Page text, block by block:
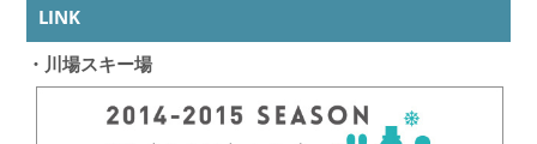
LINK
・川場スキー場